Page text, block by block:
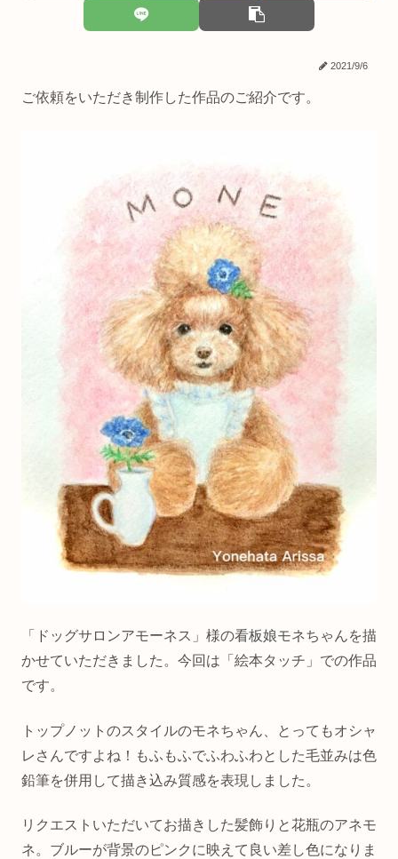
2021/9/6
ご依頼をいただき制作した作品のご紹介です。
「ドッグサロンアモーネス」様の看板娘モネちゃんを描
かせていただきました。今回は「絵本タッチ」での作品
です。
トップノットのスタイルのモネちゃん、とってもオシャ
レさんですよね！もふもふでふわふわとした毛並みは色
鉛筆を併用して描き込み質感を表現しました。
リクエストいただいてお描きした髪飾りと花瓶のアネモ
ネ。ブルーが背景のピンクに映えて良い差し色になりま